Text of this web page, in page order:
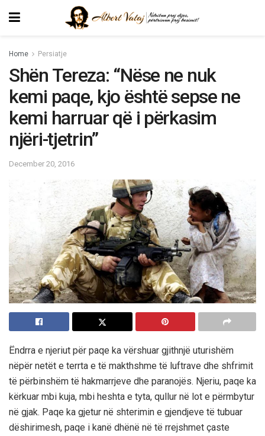
Home Persiatje
Shën Tereza: “Nëse ne nuk
kemi paqe, kjo është sepse ne
kemi harruar që i përkasim
njëri-tjetrin”
December 20, 2016
Ëndrra e njeriut për paqe ka vërshuar gjithnjë uturishëm
nëpër netët e terrta e të makthshme të luftrave dhe shfrimit
të përbinshëm të hakmarrjeve dhe paranojës. Njeriu, paqe ka
kërkuar mbi kuja, mbi heshta e tyta, qullur në lot e përmbytur
në gjak. Paqe ka gjetur në shterimin e gjendjeve të tubuar
dëshirimesh, paqe i kanë dhënë në të rrejshmet çaste